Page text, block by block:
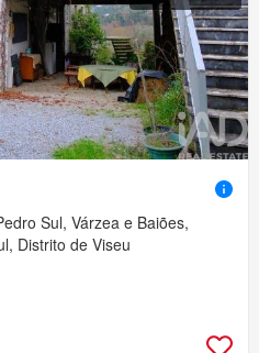
Sul, Várzea e Baiões,
Distrito de Viseu